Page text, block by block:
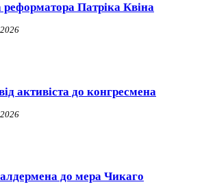
реформатора Патріка Квіна
активіста до конгресмена
до мера Чикаго